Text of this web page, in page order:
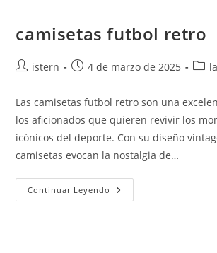
camisetas futbol retro
Autor
la
entrada:
istern
Publicación
entrada:
4 de marzo de 2025
Las camisetas futbol retro son una
los aficionados que quieren revivir los
icónicos del deporte. Con su diseño
camisetas evocan la nostalgia de…
Continuar Leyendo Camisetas
Futbol